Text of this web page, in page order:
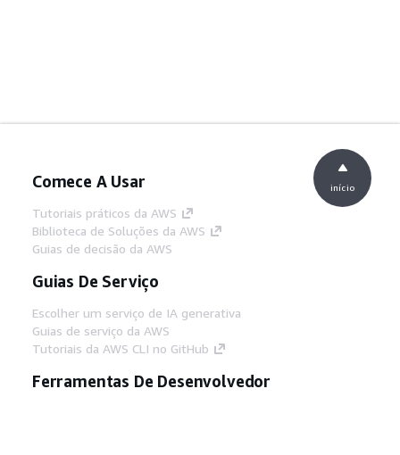
Comece A Usar
Tutoriais práticos da AWS
Biblioteca de Soluções da AWS
Guias de decisão da AWS
Guias De Serviço
Escolher um serviço de IA generativa
Guias de serviço da AWS
Tutoriais da AWS CLI no GitHub
Ferramentas De Desenvolvedor
início